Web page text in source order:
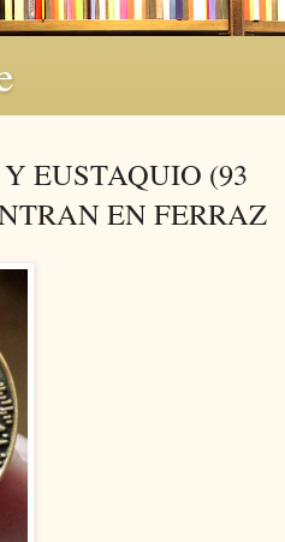
EUSTAQUIO (93
EN FERRAZ